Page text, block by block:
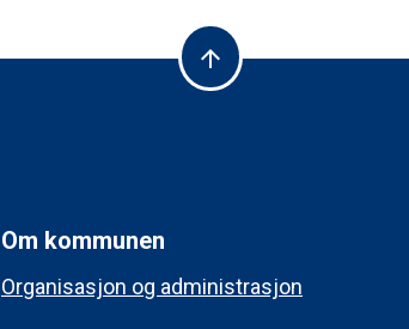
arrow_upward
Om kommunen
Organisasjon og administrasjon